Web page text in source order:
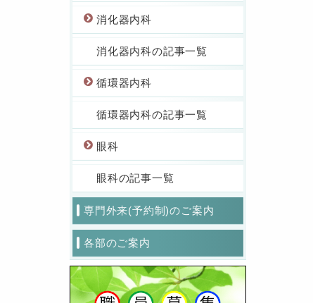
消化器内科
消化器内科の記事一覧
循環器内科
循環器内科の記事一覧
眼科
眼科の記事一覧
専門外来(予約制)のご案内
各部のご案内